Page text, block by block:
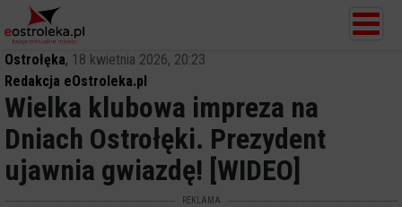
Ostrołęka, 18 kwietnia 2026, 20:23
Redakcja eOstroleka.pl
Wielka klubowa impreza na
Dniach Ostrołęki. Prezydent
ujawnia gwiazdę! [WIDEO]
REKLAMA